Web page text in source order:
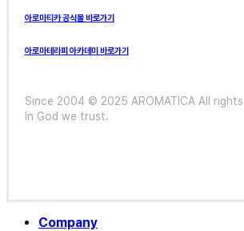
아로마티카 공식몰 바로가기
아로마테라피 아카데미 바로가기
Since 2004 © 2025 AROMATICA All
In God we trust.
Close
Company